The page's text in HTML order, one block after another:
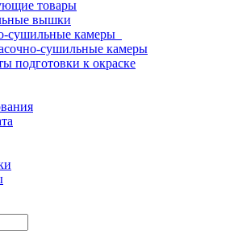
товары
вышки
сушильные камеры
сушильные камеры
подготовки к окраске